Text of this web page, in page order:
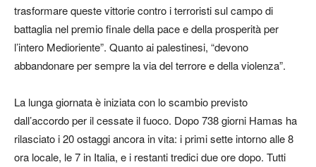
trasformare queste vittorie contro i terroristi sul campo di
battaglia nel premio finale della pace e della prosperità per
l’intero Medioriente”. Quanto ai palestinesi, “devono
abbandonare per sempre la via del terrore e della violenza”.
La lunga giornata è iniziata con lo scambio previsto
dall’accordo per il cessate il fuoco. Dopo 738 giorni Hamas ha
rilasciato i 20 ostaggi ancora in vita: i primi sette intorno alle 8
ora locale, le 7 in Italia, e i restanti tredici due ore dopo. Tutti